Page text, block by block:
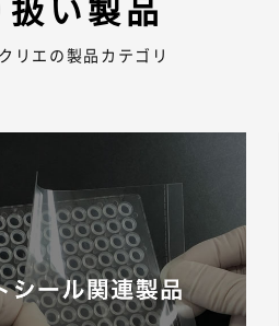
扱い製品
リエの製品カテゴリ